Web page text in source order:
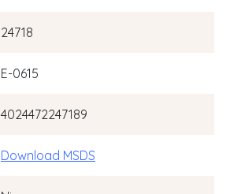
24718
E-0615
4024472247189
Download MSDS